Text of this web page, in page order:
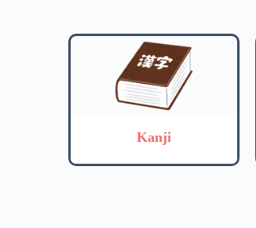
Kanji